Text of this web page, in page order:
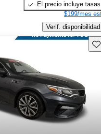
El precio incluye tasas
$199/mes
Verif. disponibilidad